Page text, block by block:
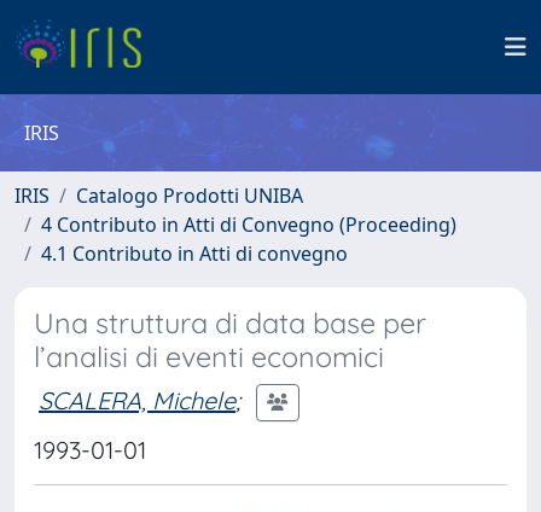
IRIS
IRIS
Catalogo Prodotti UNIBA
4 Contributo in Atti di Convegno (Proceeding)
4.1 Contributo in Atti di convegno
Una struttura di data base per
l’analisi di eventi economici
SCALERA, Michele;
1993-01-01